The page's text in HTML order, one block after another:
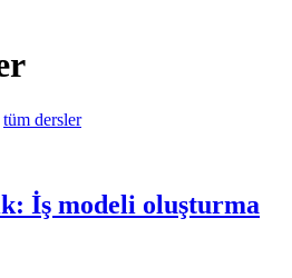
tüm dersler
İş modeli oluşturma